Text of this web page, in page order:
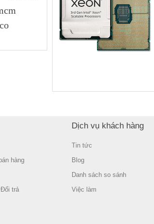
hàng
trả
Dịch vụ khách hàng
Tin tức
Blog
Danh sách so sánh
Việc làm